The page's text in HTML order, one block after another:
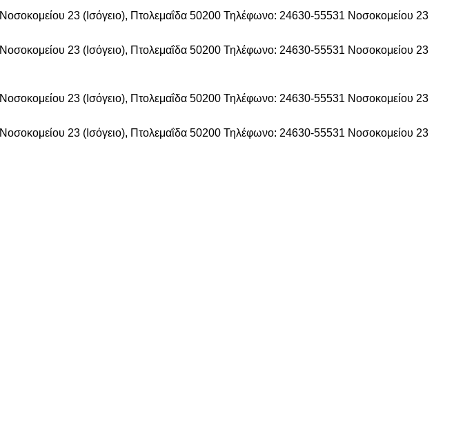
Νοσοκομείου 23 (Ισόγειο), Πτολεμαΐδα 50200 Τηλέφωνο: 24630-55531 Νοσοκομείου 23
Νοσοκομείου 23 (Ισόγειο), Πτολεμαΐδα 50200 Τηλέφωνο: 24630-55531 Νοσοκομείου 23
Νοσοκομείου 23 (Ισόγειο), Πτολεμαΐδα 50200 Τηλέφωνο: 24630-55531 Νοσοκομείου 23
Νοσοκομείου 23 (Ισόγειο), Πτολεμαΐδα 50200 Τηλέφωνο: 24630-55531 Νοσοκομείου 23